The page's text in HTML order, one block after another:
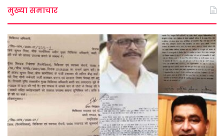
मुख्या समाचार